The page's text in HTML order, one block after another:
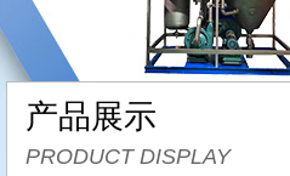
产品展示
PRODUCT DISPLAY